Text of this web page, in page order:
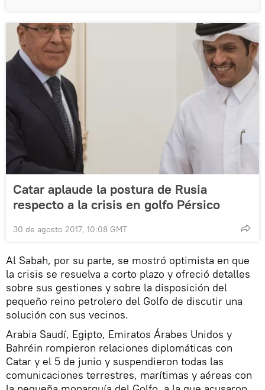
Catar aplaude la postura de Rusia
respecto a la crisis en golfo Pérsico
30 de agosto 2017, 10:08 GMT
Al Sabah, por su parte, se mostró optimista en que
la crisis se resuelva a corto plazo y ofreció detalles
sobre sus gestiones y sobre la disposición del
pequeño reino petrolero del Golfo de discutir una
solución con sus vecinos.
Arabia Saudí, Egipto, Emiratos Árabes Unidos y
Bahréin rompieron relaciones diplomáticas con
Catar y el 5 de junio y suspendieron todas las
comunicaciones terrestres, marítimas y aéreas con